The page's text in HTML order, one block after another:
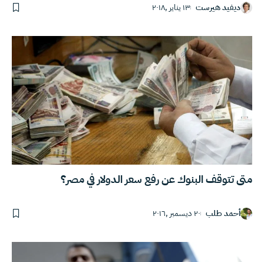
ديفيد هيرست ١٣ يناير ,٢٠١٨
متى تتوقف البنوك عن رفع سعر الدولار في مصر؟
أحمد طلب ٢٠ ديسمبر ,٢٠١٦